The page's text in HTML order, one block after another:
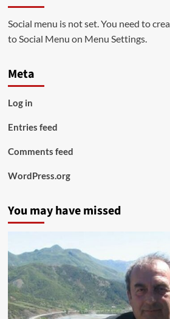
Social menu is not set. You need to
to Social Menu on Menu Settings.
Meta
Log in
Entries feed
Comments feed
WordPress.org
You may have missed